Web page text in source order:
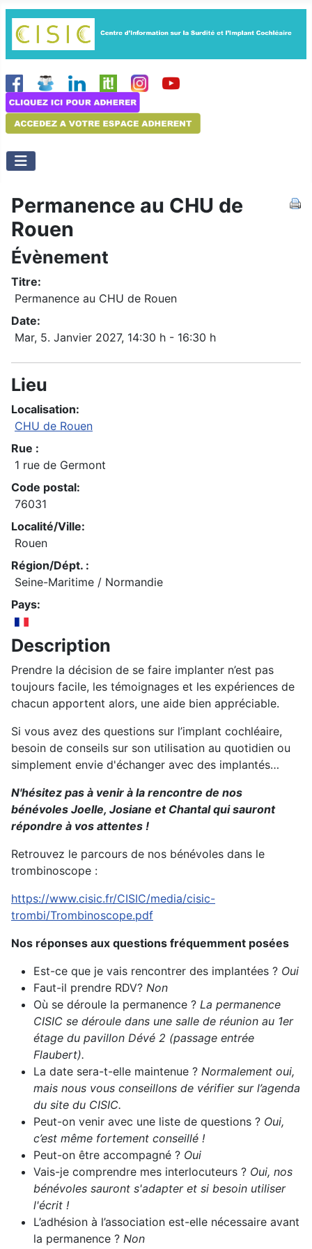
Permanence au CHU de
Rouen
Évènement
Titre:
Permanence au CHU de Rouen
Date:
Mar, 5. Janvier 2027, 14:30 h - 16:30 h
Lieu
Localisation:
CHU de Rouen
Rue :
1 rue de Germont
Code postal:
76031
Localité/Ville:
Rouen
Région/Dépt. :
Seine-Maritime / Normandie
Pays:
Description
Prendre la décision de se faire implanter n’est pas
toujours facile, les témoignages et les expériences de
chacun apportent alors, une aide bien appréciable.
Si vous avez des questions sur l’implant cochléaire,
besoin de conseils sur son utilisation au quotidien ou
simplement envie d'échanger avec des implantés…
N'hésitez pas à venir à la rencontre de nos
bénévoles Joelle, Josiane et Chantal qui sauront
répondre à vos attentes !
Retrouvez le parcours de nos bénévoles dans le
trombinoscope :
https://www.cisic.fr/CISIC/media/cisic-
trombi/Trombinoscope.pdf
Nos réponses aux questions fréquemment posées
Est-ce que je vais rencontrer des implantées ? Oui
Faut-il prendre RDV? Non
Où se déroule la permanence ? La permanence
CISIC se déroule dans une salle de réunion au 1er
étage du pavillon Dévé 2 (passage entrée
Flaubert).
La date sera-t-elle maintenue ? Normalement oui,
mais nous vous conseillons de vérifier sur l’agenda
du site du CISIC.
Peut-on venir avec une liste de questions ? Oui,
c’est même fortement conseillé !
Peut-on être accompagné ? Oui
Vais-je comprendre mes interlocuteurs ? Oui, nos
bénévoles sauront s'adapter et si besoin utiliser
l'écrit !
L’adhésion à l’association est-elle nécessaire avant
la permanence ? Non